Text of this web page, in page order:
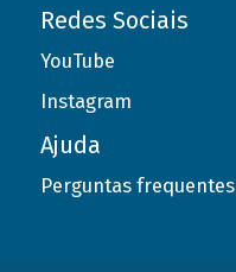
Redes Sociais
YouTube
Instagram
Ajuda
Perguntas frequentes